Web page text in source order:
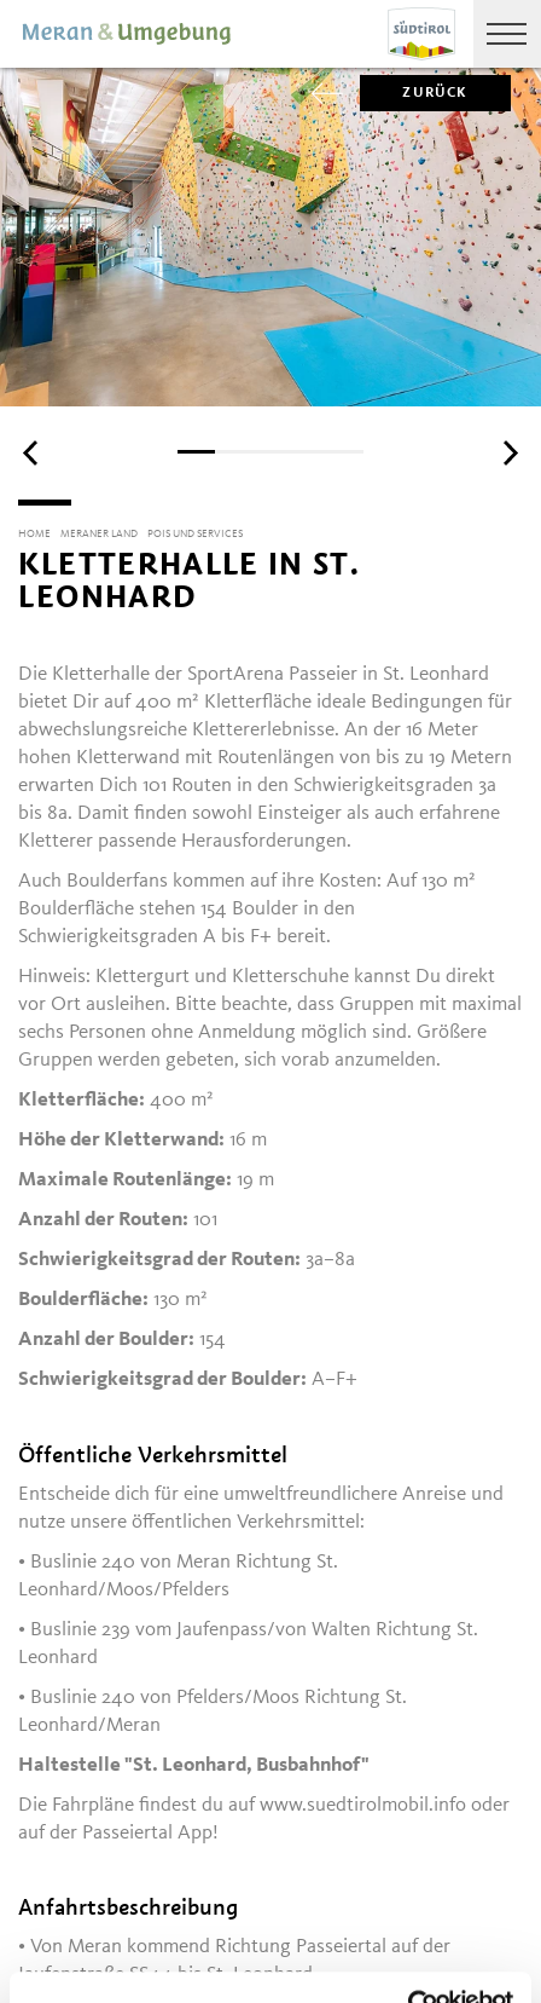
ZURÜCK
HOME MERANER LAND POIS UND SERVICES
KLETTERHALLE IN ST.
LEONHARD
Die Kletterhalle der SportArena Passeier in St. Leonhard
bietet Dir auf 400 m² Kletterfläche ideale Bedingungen für
abwechslungsreiche Klettererlebnisse. An der 16 Meter
hohen Kletterwand mit Routenlängen von bis zu 19 Metern
erwarten Dich 101 Routen in den Schwierigkeitsgraden 3a
bis 8a. Damit finden sowohl Einsteiger als auch erfahrene
Kletterer passende Herausforderungen.
Auch Boulderfans kommen auf ihre Kosten: Auf 130 m²
Boulderfläche stehen 154 Boulder in den
Schwierigkeitsgraden A bis F+ bereit.
Hinweis: Klettergurt und Kletterschuhe kannst Du direkt
vor Ort ausleihen. Bitte beachte, dass Gruppen mit maximal
sechs Personen ohne Anmeldung möglich sind. Größere
Gruppen werden gebeten, sich vorab anzumelden.
Kletterfläche: 400 m²
Höhe der Kletterwand: 16 m
Maximale Routenlänge: 19 m
Anzahl der Routen: 101
Schwierigkeitsgrad der Routen: 3a–8a
Boulderfläche: 130 m²
Anzahl der Boulder: 154
Schwierigkeitsgrad der Boulder: A–F+
Öffentliche Verkehrsmittel
Entscheide dich für eine umweltfreundlichere Anreise und
nutze unsere öffentlichen Verkehrsmittel:
• Buslinie 240 von Meran Richtung St.
Leonhard/Moos/Pfelders
• Buslinie 239 vom Jaufenpass/von Walten Richtung St.
Leonhard
• Buslinie 240 von Pfelders/Moos Richtung St.
Leonhard/Meran
Haltestelle "St. Leonhard, Busbahnhof"
Die Fahrpläne findest du auf www.suedtirolmobil.info oder
auf der Passeiertal App!
Anfahrtsbeschreibung
• Von Meran kommend Richtung Passeiertal auf der
Jaufenstraße SS44 bis St. Leonhard